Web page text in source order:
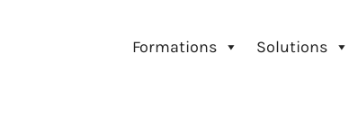
Formations Solutions